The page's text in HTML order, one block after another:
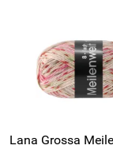
Lana Grossa